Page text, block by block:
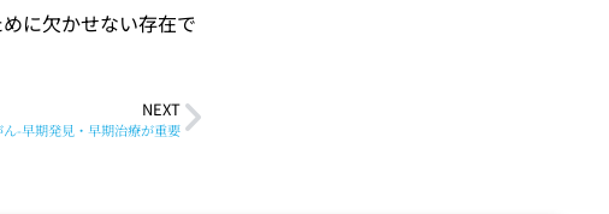
に欠かせない存在で
NEXT
-早期発見・早期治療が重要